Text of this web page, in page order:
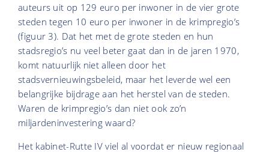
auteurs uit op 129 euro per inwoner in de vier grote
steden tegen 10 euro per inwoner in de krimpregio’s
(figuur 3). Dat het met de grote steden en hun
stadsregio’s nu veel beter gaat dan in de jaren 1970,
komt natuurlijk niet alleen door het
stadsvernieuwingsbeleid, maar het leverde wel een
belangrijke bijdrage aan het herstel van de steden.
Waren de krimpregio’s dan niet ook zo’n
miljardeninvestering waard?
Het kabinet-Rutte IV viel al voordat er nieuw regionaal